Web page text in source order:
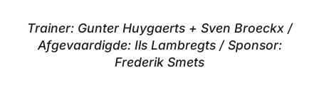
Trainer: Gunter Huygaerts + Sven Broeckx /
Afgevaardigde: Ils Lambregts / Sponsor:
Frederik Smets